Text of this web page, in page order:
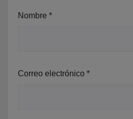
Nombre *
Correo electrónico *